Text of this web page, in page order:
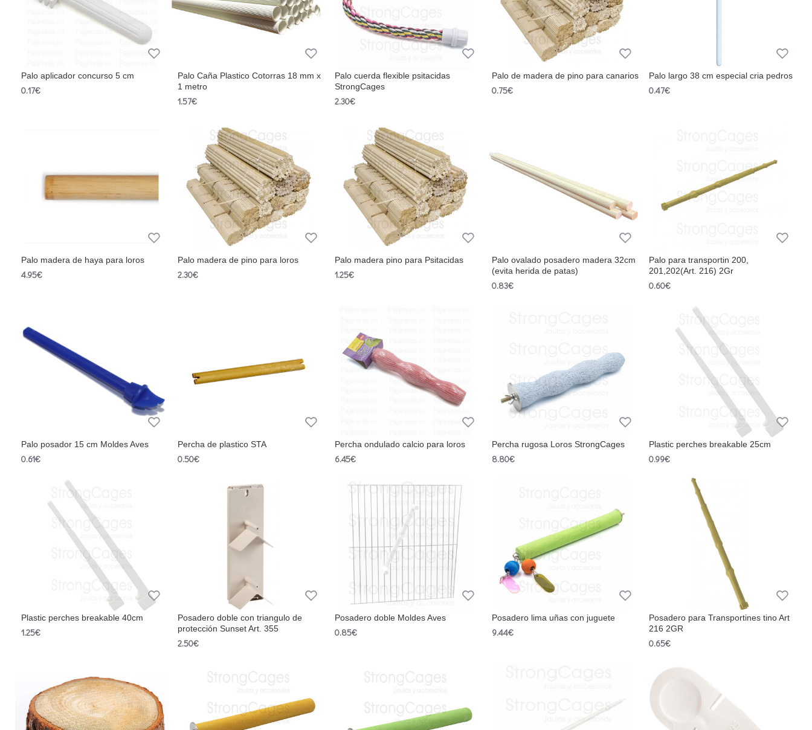
Palo aplicador concurso 5 cm
0.17€
Palo Caña Plastico Cotorras 18 mm x
1 metro
1.57€
Palo cuerda flexible psitacidas
StrongCages
2.30€
Palo de madera de pino para canarios
0.75€
Palo largo 38 cm especial cria pedros
0.47€
Palo madera de haya para loros
4.95€
Palo madera de pino para loros
2.30€
Palo madera pino para Psitacidas
1.25€
Palo ovalado posadero madera 32cm
(evita herida de patas)
0.83€
Palo para transportin 200,
201,202(Art. 216) 2Gr
0.60€
Palo posador 15 cm Moldes Aves
0.61€
Percha de plastico STA
0.50€
Percha ondulado calcio para loros
6.45€
Percha rugosa Loros StrongCages
8.80€
Plastic perches breakable 25cm
0.99€
Plastic perches breakable 40cm
1.25€
Posadero doble con triangulo de
protección Sunset Art. 355
2.50€
Posadero doble Moldes Aves
0.85€
Posadero lima uñas con juguete
9.44€
Posadero para Transportines tino Art
216 2GR
0.65€